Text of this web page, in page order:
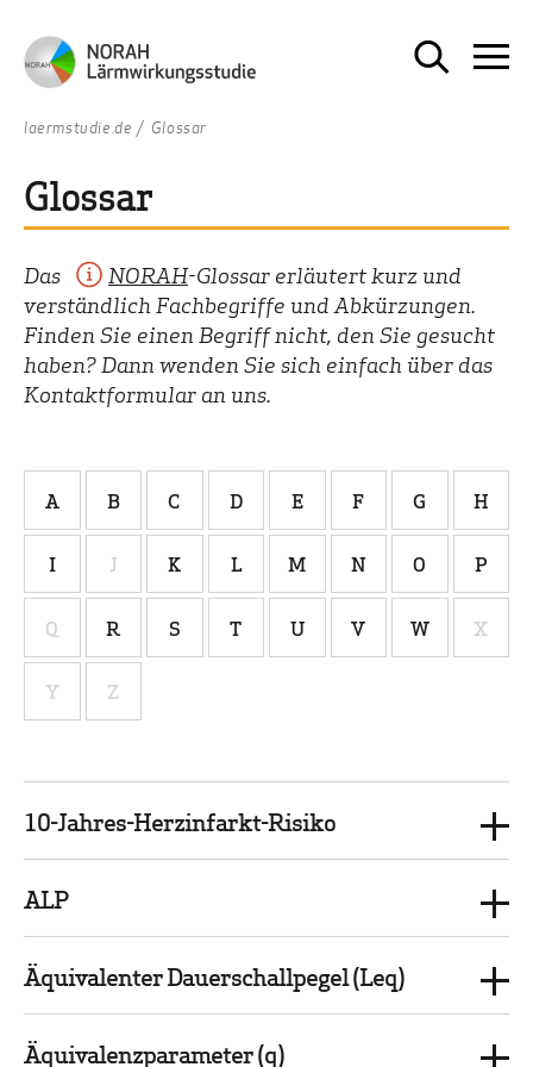
laermstudie.de Glossar
Glossar
Das NORAH-Glossar erläutert kurz und
verständlich Fachbegriffe und Abkürzungen.
Finden Sie einen Begriff nicht, den Sie gesucht
haben? Dann wenden Sie sich einfach über das
Kontaktformular an uns.
A B C D E F G H
I J K L M N O P
Q R S T U V W X
Y Z
10-Jahres-Herzinfarkt-Risiko
ALP
Äquivalenter Dauerschallpegel (Leq)
Äquivalenzparameter (q)